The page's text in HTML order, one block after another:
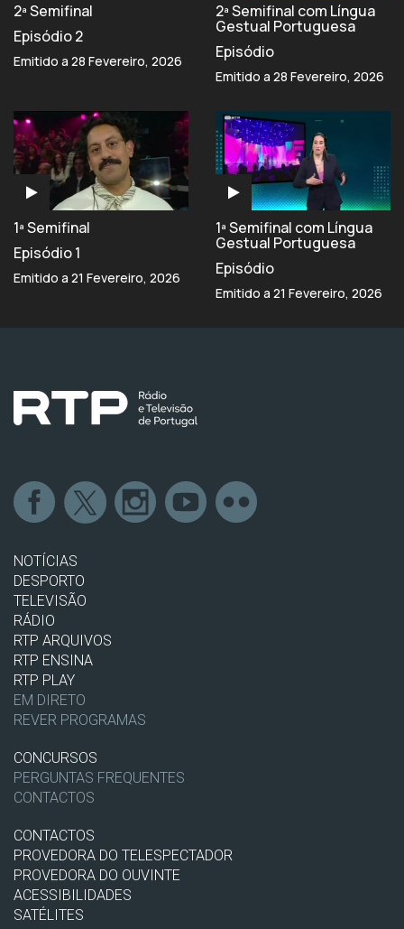
2ª Semifinal
Episódio 2
Emitido a 28 Fevereiro, 2026
2ª Semifinal com Língua
Gestual Portuguesa
Episódio
Emitido a 28 Fevereiro, 2026
1ª Semifinal
Episódio 1
Emitido a 21 Fevereiro, 2026
1ª Semifinal com Língua
Gestual Portuguesa
Episódio
Emitido a 21 Fevereiro, 2026
NOTÍCIAS
DESPORTO
TELEVISÃO
RÁDIO
RTP ARQUIVOS
RTP ENSINA
RTP PLAY
EM DIRETO
REVER PROGRAMAS
CONCURSOS
PERGUNTAS FREQUENTES
CONTACTOS
CONTACTOS
PROVEDORA DO TELESPECTADOR
PROVEDORA DO OUVINTE
ACESSIBILIDADES
SATÉLITES